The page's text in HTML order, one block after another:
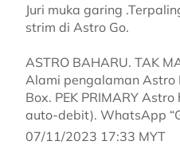
Juri muka garing
strim di Astro Go.
ASTRO BAHARU. TAK
Alami pengalaman
Box. PEK PRIMARY
auto-debit). WhatsApp
07/11/2023 17:33 MYT